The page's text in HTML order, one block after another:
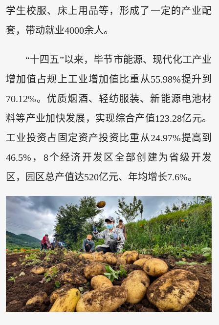
学生校服、床上用品等，形成了一定的产业配
套，带动就业4000余人。
“十四五”以来，毕节市能源、现代化工产业
增加值占规上工业增加值比重从55.98%提升到
70.12%。优质烟酒、轻纺服装、新能源电池材
料等产业加快发展，实现综合产值123.28亿元。
工业投资占固定资产投资比重从24.97%提高到
46.5%，8个经济开发区全部创建为省级开发
区，园区总产值达520亿元、年均增长7.6%。